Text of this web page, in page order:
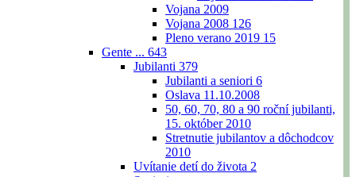
Vojana 2009
Vojana 2008 126
Pleno verano 2019 15
Gente ... 643
Jubilanti 379
Jubilanti a seniori 6
Oslava 11.10.2008
50, 60, 70, 80 a 90 roční jubilanti,
15. október 2010
Stretnutie jubilantov a dôchodcov
2010
Uvítanie detí do života 2